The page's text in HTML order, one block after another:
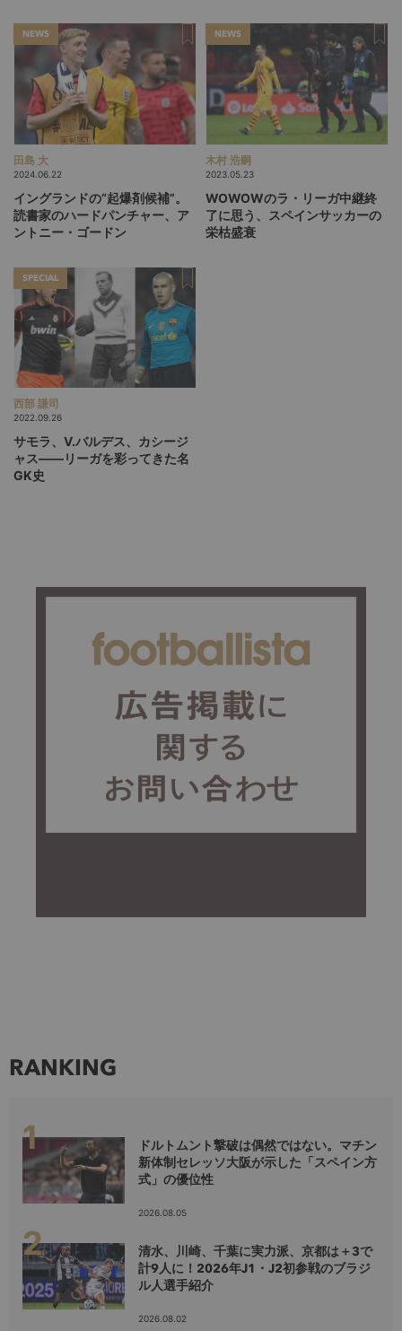
の原点【前編】
NEWS
田島 大
2024.06.22
イングランドの“起爆剤候補”。
読書家のハードパンチャー、ア
ントニー・ゴードン
NEWS
木村 浩嗣
2023.05.23
WOWOWのラ・リーガ中継終
了に思う、スペインサッカーの
栄枯盛衰
SPECIAL
西部 謙司
2022.09.26
サモラ、V.バルデス、カシージ
ャス――リーガを彩ってきた名
GK史
RANKING
ドルトムント撃破は偶然ではない。マチン
新体制セレッソ大阪が示した「スペイン方
式」の優位性
2026.08.05
清水、川崎、千葉に実力派、京都は＋3で
計9人に！2026年J1・J2初参戦のブラジ
ル人選手紹介
2026.08.02